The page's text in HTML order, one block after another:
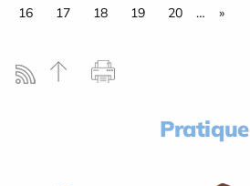
16 17 18 19 20 … »
Pratique